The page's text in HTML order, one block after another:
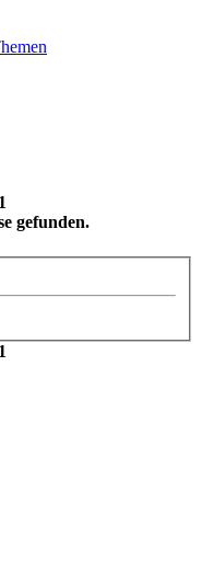
1
gefunden.
1